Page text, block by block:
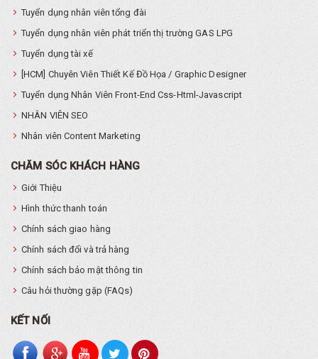
Tuyển dụng nhân viên tổng đài
Tuyển dụng nhân viên phát triển thị trường GAS LPG
Tuyển dụng tài xế
[HCM] Chuyên Viên Thiết Kế Đồ Họa / Graphic Designer
Tuyển dụng Nhân Viên Front-End Css-Html-Javascript
NHÂN VIÊN SEO
Nhân viên Content Marketing
CHĂM SÓC KHÁCH HÀNG
Giới Thiệu
Hình thức thanh toán
Chính sách giao hàng
Chính sách đổi và trả hàng
Chính sách bảo mật thông tin
Câu hỏi thường gặp (FAQs)
KẾT NỐI